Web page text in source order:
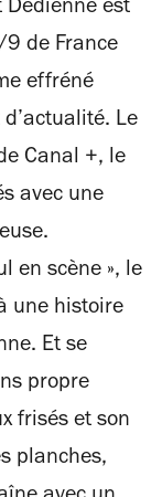
Dedienne est
de France
effréné
Le
Canal +, le
avec une
en scène », le
une histoire
Et se
propre
frisés et son
planches,